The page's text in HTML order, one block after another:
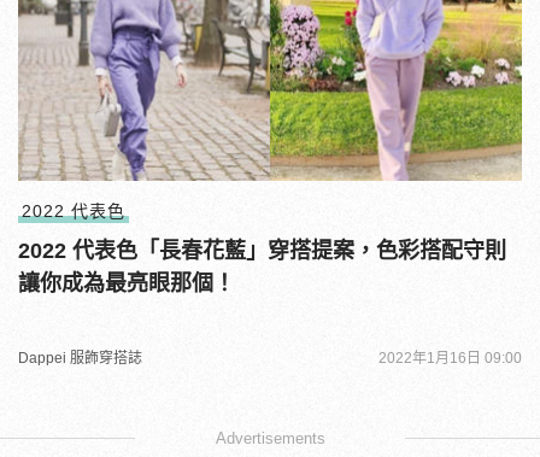
2022 代表色
2022 代表色「長春花藍」穿搭提案，色彩搭配守則
讓你成為最亮眼那個！
Dappei 服飾穿搭誌 2022年1月16日 09:00
Advertisements